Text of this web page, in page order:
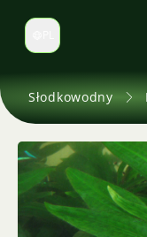
Zmień język
Słodkowodny